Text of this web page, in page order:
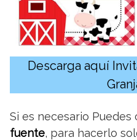
Descarga aquí
Si es necesario Puedes
fuente, para hacerlo